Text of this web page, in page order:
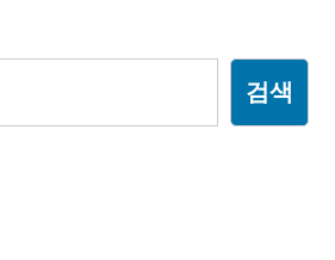
검색